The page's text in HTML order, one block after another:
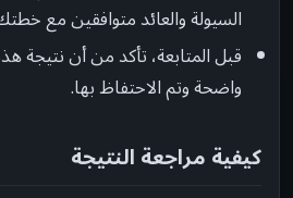
السيولة والعائد متوافقين مع
قبل المتابعة، تأكد من أن نتيجة
واضحة وتم الاحتفاظ بها.
كيفية مراجعة النتيجة